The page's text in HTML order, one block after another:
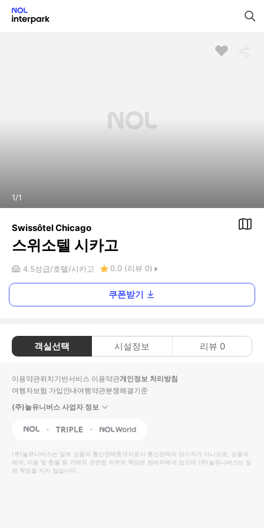
1/1
Swissôtel Chicago
스위소텔 시카고
4.5성급 호텔 시카고 0.0 (리뷰 0)
쿠폰받기
객실선택 시설정보 리뷰 0
이용약관위치기반서비스 이용약관개인정보 처리방침
여행자보험 가입안내여행약관분쟁해결기준
(주)놀유니버스 사업자 정보
NOL Triple Interpark Global
(주)놀유니버스는 일부 상품의 통신판매중개자로서 통신판매의 당사자가 아니므로, 상품의
예약, 이용 및 환불 등 거래와 관련된 의무와 책임은 판매자에게 있으며 (주)놀유니버스는 일
체 책임을 지지 않습니다.